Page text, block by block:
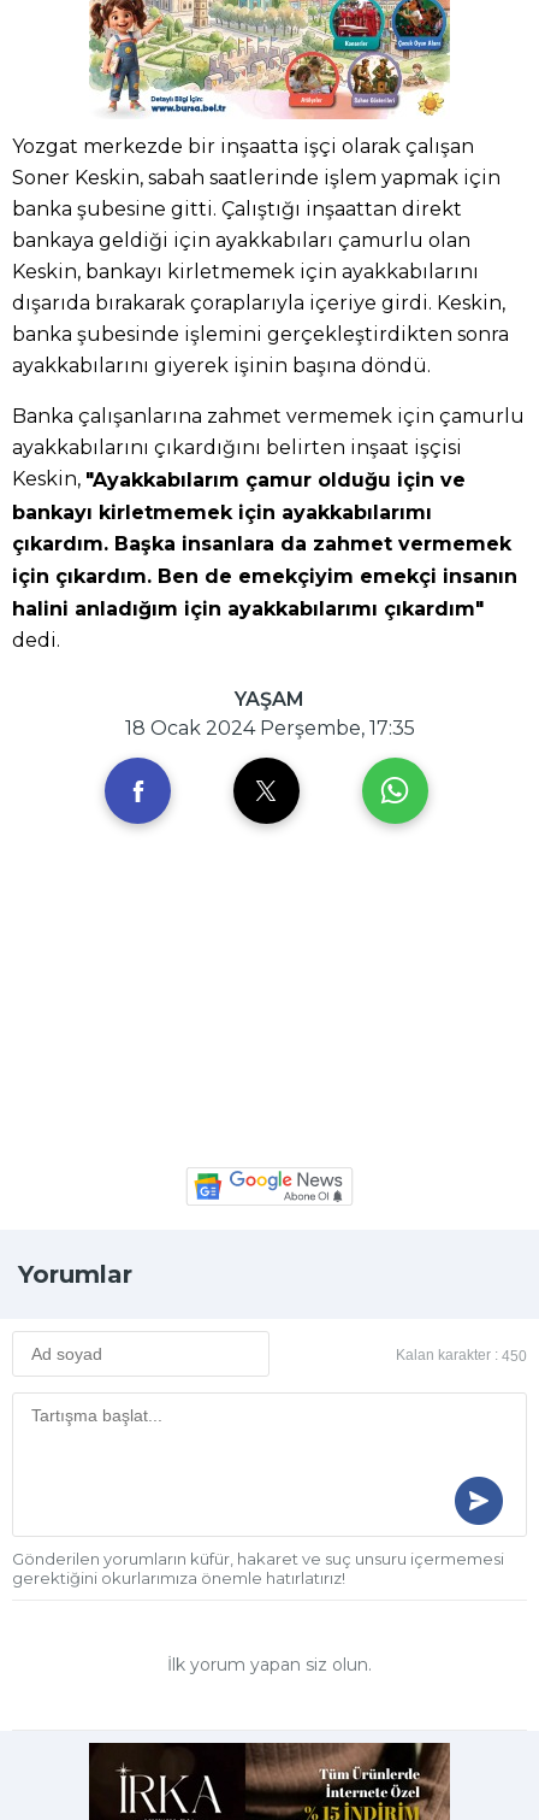
Yozgat merkezde bir inşaatta işçi olarak çalışan
Soner Keskin, sabah saatlerinde işlem yapmak için
banka şubesine gitti. Çalıştığı inşaattan direkt
bankaya geldiği için ayakkabıları çamurlu olan
Keskin, bankayı kirletmemek için ayakkabılarını
dışarıda bırakarak çoraplarıyla içeriye girdi. Keskin,
banka şubesinde işlemini gerçekleştirdikten sonra
ayakkabılarını giyerek işinin başına döndü.
Banka çalışanlarına zahmet vermemek için çamurlu
ayakkabılarını çıkardığını belirten inşaat işçisi
Keskin, "Ayakkabılarım çamur olduğu için ve
bankayı kirletmemek için ayakkabılarımı
çıkardım. Başka insanlara da zahmet vermemek
için çıkardım. Ben de emekçiyim emekçi insanın
halini anladığım için ayakkabılarımı çıkardım"
dedi.
YAŞAM
18 Ocak 2024 Perşembe, 17:35
Yorumlar
Kalan karakter : 450
Gönderilen yorumların küfür, hakaret ve suç unsuru içermemesi
gerektiğini okurlarımıza önemle hatırlatırız!
İlk yorum yapan siz olun.